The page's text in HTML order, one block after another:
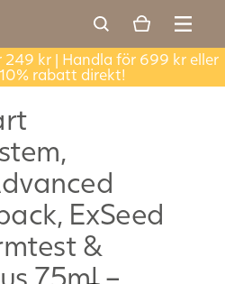
249 kr | Handla för 699 kr eller
rabatt direkt!
ExSeed
&
75ml –